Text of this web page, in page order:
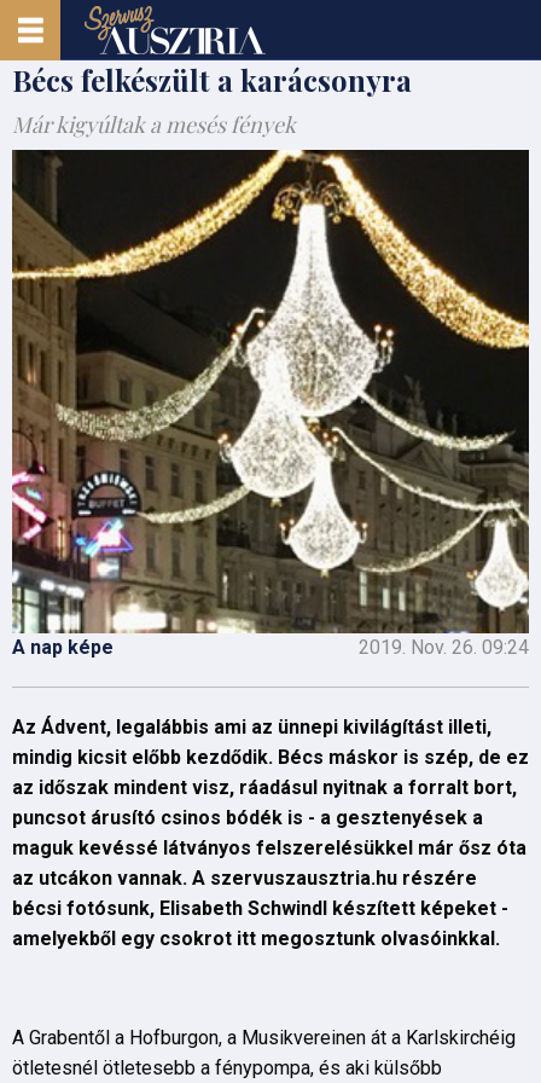
Bécs felkészült a karácsonyra
Már kigyúltak a mesés fények
A nap képe 2019. Nov. 26. 09:24
Az Ádvent, legalábbis ami az ünnepi kivilágítást illeti,
mindig kicsit előbb kezdődik. Bécs máskor is szép, de ez
az időszak mindent visz, ráadásul nyitnak a forralt bort,
puncsot árusító csinos bódék is - a gesztenyések a
maguk kevéssé látványos felszerelésükkel már ősz óta
az utcákon vannak. A szervuszausztria.hu részére
bécsi fotósunk, Elisabeth Schwindl készített képeket -
amelyekből egy csokrot itt megosztunk olvasóinkkal.
A Grabentől a Hofburgon, a Musikvereinen át a Karlskirchéig
ötletesnél ötletesebb a fénypompa, és aki külsőbb